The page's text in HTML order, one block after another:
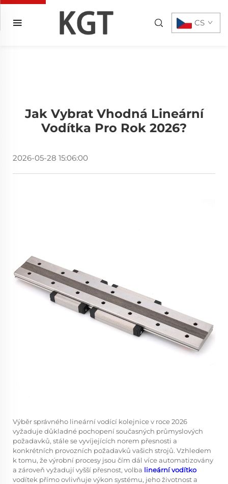
CS
Jak Vybrat Vhodná Lineární
Vodítka Pro Rok 2026?
2026-05-28 15:06:00
Výběr správného lineární vodící kolejnicev roce 2026
vyžaduje důkladné pochopení současných průmyslových
požadavků, stále se vyvíjejících norem přesnosti a
konkrétních provozních požadavků vašich strojů. Vzhledem
k tomu, že výrobní procesy jsou čím dál více automatizovány
a zároveň vyžadují vyšší přesnost, volba lineární vodítko
vodítek přímo ovlivňuje výkon systému, jeho životnost a